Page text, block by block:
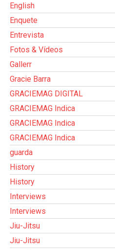
English
Enquete
Entrevista
Fotos & Vídeos
Gallerr
Gracie Barra
GRACIEMAG DIGITAL
GRACIEMAG Indica
GRACIEMAG Indica
GRACIEMAG Indica
guarda
History
History
Interviews
Interviews
Jiu-Jitsu
Jiu-Jitsu